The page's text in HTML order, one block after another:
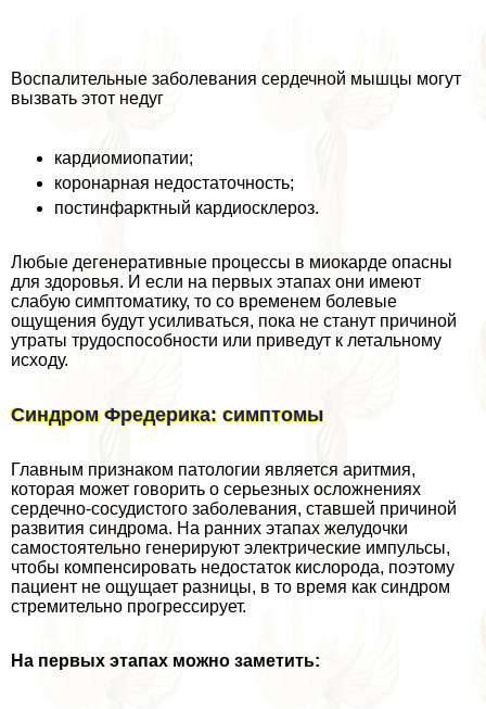
Воспалительные заболевания сердечной мышцы могут
вызвать этот недуг
кардиомиопатии;
коронарная недостаточность;
постинфарктный кардиосклероз.
Любые дегенеративные процессы в миокарде опасны
для здоровья. И если на первых этапах они имеют
слабую симптоматику, то со временем болевые
ощущения будут усиливаться, пока не станут причиной
утраты трудоспособности или приведут к летальному
исходу.
Синдром Фредерика: симптомы
Главным признаком патологии является аритмия,
которая может говорить о серьезных осложнениях
сердечно-сосудистого заболевания, ставшей причиной
развития синдрома. На ранних этапах желудочки
самостоятельно генерируют электрические импульсы,
чтобы компенсировать недостаток кислорода, поэтому
пациент не ощущает разницы, в то время как синдром
стремительно прогрессирует.
На первых этапах можно заметить: